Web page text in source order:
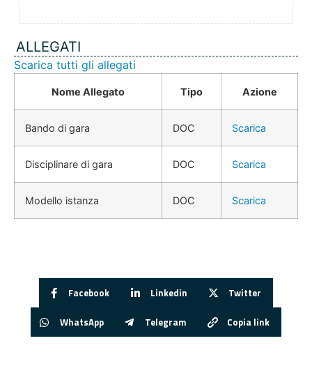
ALLEGATI
Scarica tutti gli allegati
Nome Allegato Tipo Azione
Bando di gara DOC Scarica
Disciplinare di gara DOC Scarica
Modello istanza DOC Scarica
Facebook Linkedin Twitter
WhatsApp Telegram Copia link